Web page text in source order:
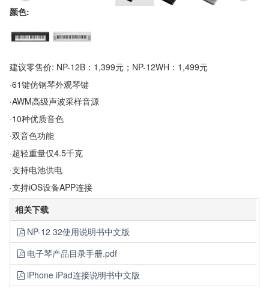
颜色:
建议零售价: NP-12B：1,399元；NP-12WH：1,499元
·61键仿钢琴外观琴键
·AWM高级声波采样音源
·10种优质音色
·双音色功能
·超轻重量仅4.5千克
·支持电池供电
·支持iOS设备APP连接
相关下载
NP-12 32使用说明书中文版
电子琴产品目录手册.pdf
iPhone iPad连接说明书中文版